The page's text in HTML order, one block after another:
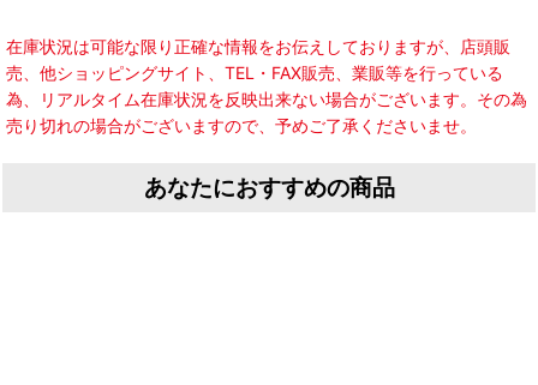
在庫状況は可能な限り正確な情報をお伝えしておりますが、店頭販
売、他ショッピングサイト、TEL・FAX販売、業販等を行っている
為、リアルタイム在庫状況を反映出来ない場合がございます。その為
売り切れの場合がございますので、予めご了承くださいませ。
あなたにおすすめの商品